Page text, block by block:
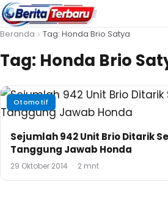
Beranda Tag: Honda Brio Satya
Tag: Honda Brio
Otomotif
Sejumlah 942 Unit Brio Ditarik
Tanggung Jawab Honda
29 Oktober 2014 · 2 mnt